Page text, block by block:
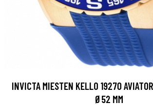
INVICTA MIESTEN KELLO 19270
Ø52 MM